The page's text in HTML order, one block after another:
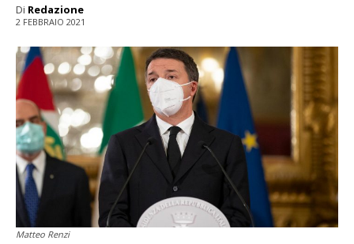
Di Redazione
2 FEBBRAIO 2021
Matteo Renzi